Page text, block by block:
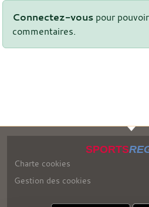
Connectez-vous pour
commentaires.
SPORTS
Charte cookies
Gestion des cookies